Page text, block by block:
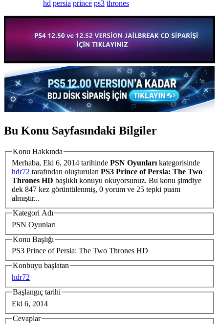
hd persia prince ps3 thrones
Bu Konu Sayfasındaki Bilgiler
Konu Hakkında
Merhaba, Eki 6, 2014 tarihinde PSN Oyunları kategorisinde
hdr72
tarafından oluşturulan PS3 Prince of Persia: The Two
Thrones HD başlıklı konuyu okuyorsunuz. Bu konu şimdiye
dek 847 kez görüntülenmiş, 0 yorum ve 25 tepki puanı
almıştır...
Kategori Adı
PSN Oyunları
Konu Başlığı
PS3 Prince of Persia: The Two Thrones HD
Konbuyu başlatan
hdr72
Başlangıç tarihi
Eki 6, 2014
Cevaplar